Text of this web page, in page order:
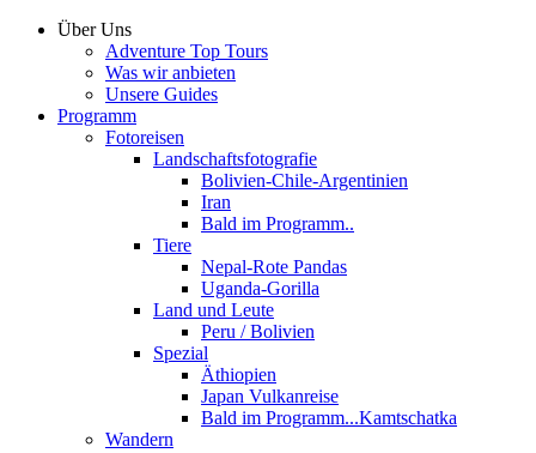
Über Uns
Adventure Top Tours
Was wir anbieten
Unsere Guides
Programm
Fotoreisen
Landschaftsfotografie
Bolivien-Chile-Argentinien
Iran
Bald im Programm..
Tiere
Nepal-Rote Pandas
Uganda-Gorilla
Land und Leute
Peru / Bolivien
Spezial
Äthiopien
Japan Vulkanreise
Bald im Programm...Kamtschatka
Wandern